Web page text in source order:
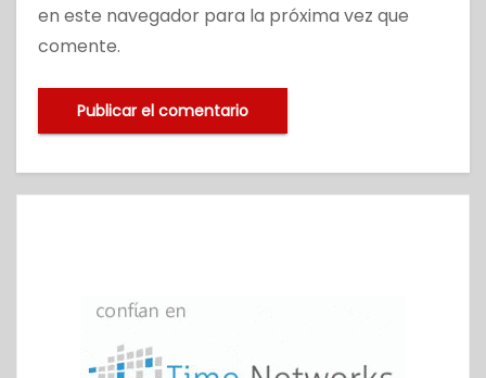
en este navegador para la próxima vez que
comente.